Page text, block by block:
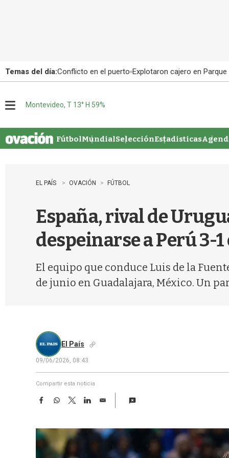
Temas del día:Conflicto en el puerto Explotaron cajero en
u
Montevideo, T 13° H 59%
FútbolMundialSelecciónEstadisticas
EL PAÍS OVACIÓN FÚTBOL
España, rival de
despeinarse a Perú 3-
El equipo que conduce Luis de la
de junio en Guadalajara, México. Un
El País
09/06/2026, 08:43
Compartir esta noticia
F
e
b
W
t
A
T
w
t
t
L
k
E
i
l